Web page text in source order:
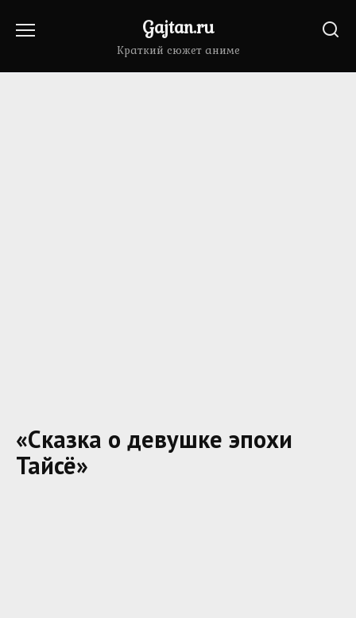
Gajtan.ru
Краткий сюжет аниме
«Сказка о девушке эпохи
Тайсё»